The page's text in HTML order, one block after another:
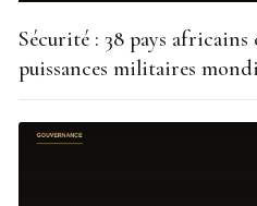
Sécurité : 38 pays africains
puissances militaires